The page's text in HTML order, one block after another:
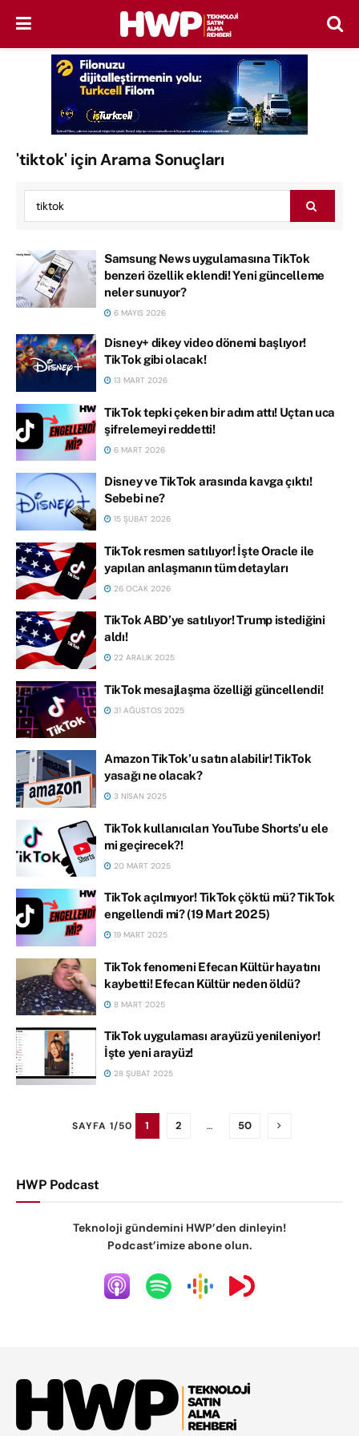
'tiktok' için Arama Sonuçları
Samsung News uygulamasına TikTok
benzeri özellik eklendi! Yeni güncelleme
neler sunuyor?
6 MAYIS 2026
Disney+ dikey video dönemi başlıyor!
TikTok gibi olacak!
13 MART 2026
TikTok tepki çeken bir adım attı! Uçtan uca
şifrelemeyi reddetti!
6 MART 2026
Disney ve TikTok arasında kavga çıktı!
Sebebi ne?
15 ŞUBAT 2026
TikTok resmen satılıyor! İşte Oracle ile
yapılan anlaşmanın tüm detayları
26 OCAK 2026
TikTok ABD’ye satılıyor! Trump istediğini
aldı!
22 ARALIK 2025
TikTok mesajlaşma özelliği güncellendi!
31 AĞUSTOS 2025
Amazon TikTok’u satın alabilir! TikTok
yasağı ne olacak?
3 NISAN 2025
TikTok kullanıcıları YouTube Shorts’u ele
mi geçirecek?!
20 MART 2025
TikTok açılmıyor! TikTok çöktü mü? TikTok
engellendi mi? (19 Mart 2025)
19 MART 2025
TikTok fenomeni Efecan Kültür hayatını
kaybetti! Efecan Kültür neden öldü?
8 MART 2025
TikTok uygulaması arayüzü yenileniyor!
İşte yeni arayüz!
28 ŞUBAT 2025
SAYFA 1/50 1 2 … 50
HWP Podcast
Teknoloji gündemini HWP’den dinleyin!
Podcast’imize abone olun.